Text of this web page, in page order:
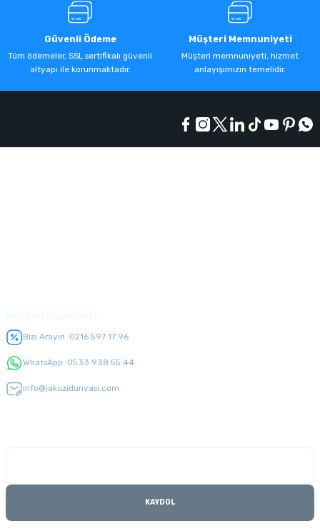
Güvenli Ödeme
Tüm ödemeler, SSL sertifikalı güvenli
altyapı ile korunmaktadır.
Müşteri Memnuniyeti
Müşteri memnuniyeti, hizmet
anlayışımızın temelidir.
Bizi Arayın :0216 597 17 96
WhatsApp :0533 938 55 44
info@jakuzidunyasi.com
KAYDOL